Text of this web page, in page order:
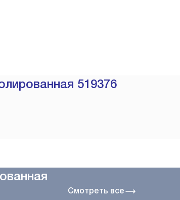
519376
Смотреть все